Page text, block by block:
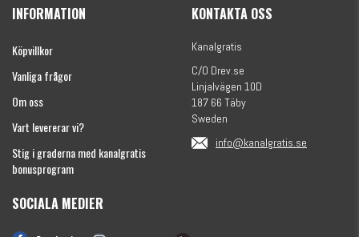
(julkalender)
INFORMATION
Köpvillkor
Vanliga frågor
Om oss
Vart levererar vi?
Stig i graderna med kanalgratis
bonusprogram
KONTAKTA OSS
Kanalgratis
C/O Drev.se
Linjalvägen 10D
187 66 Täby
Sweden
info@kanalgratis.se
SOCIALA MEDIER